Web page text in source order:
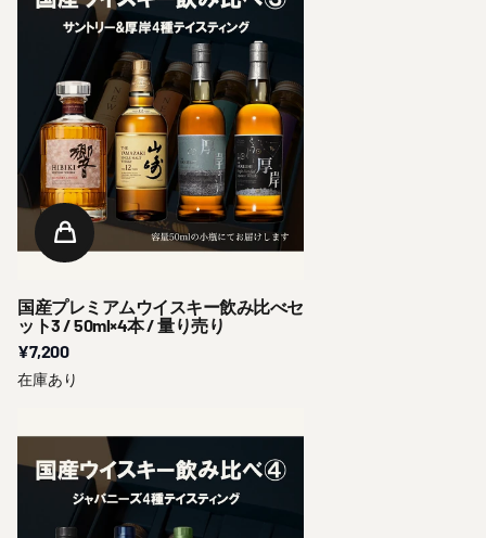
国産プレミアムウイスキー飲み比べセ
ット3 / 50ml×4本 / 量り売り
¥7,200
在庫あり